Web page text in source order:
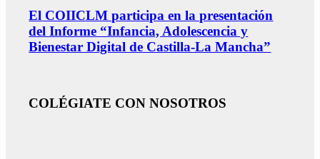
El COIICLM participa en la presentación
del Informe “Infancia, Adolescencia y
Bienestar Digital de Castilla-La Mancha”
COLÉGIATE CON NOSOTROS